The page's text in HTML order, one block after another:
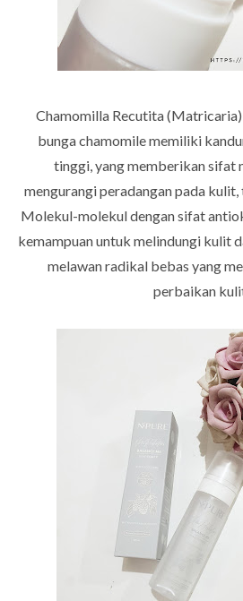
Chamomilla Recutita
bunga chamomile memiliki
tinggi, yang memberikan sifat
mengurangi peradangan pada
Molekul-molekul dengan sifat
kemampuan untuk melindungi kulit
melawan radikal bebas yang
perbaikan